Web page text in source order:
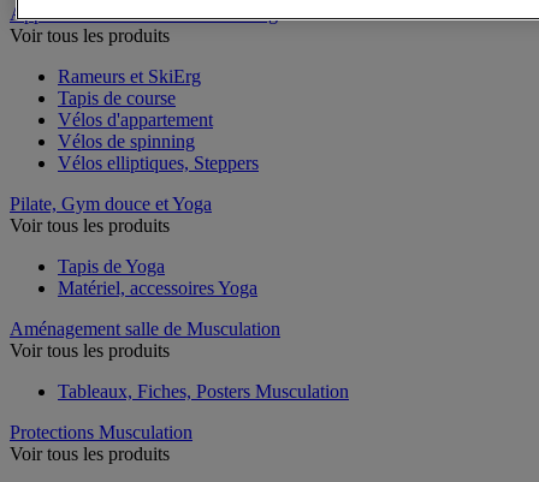
Appareils Fitness et Cardio training
Voir tous les produits
Rameurs et SkiErg
Tapis de course
Vélos d'appartement
Vélos de spinning
Vélos elliptiques, Steppers
Pilate, Gym douce et Yoga
Voir tous les produits
Tapis de Yoga
Matériel, accessoires Yoga
Aménagement salle de Musculation
Voir tous les produits
Tableaux, Fiches, Posters Musculation
Protections Musculation
Voir tous les produits